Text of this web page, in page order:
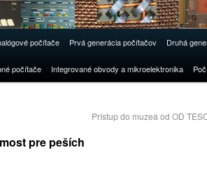
počítače Prvá generácia počítačov Druhá
počítače Integrované obvody a mikroelektronika
Prístup do muzea od OD
pre peších